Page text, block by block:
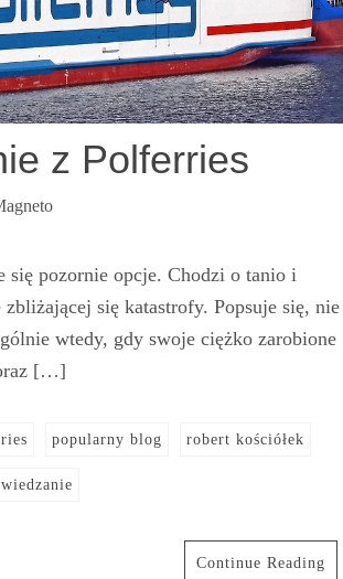
z Polferries
się pozornie opcje. Chodzi o tanio i
się katastrofy. Popsuje się, nie
wtedy, gdy swoje ciężko zarobione
[…]
popularny blog robert kościółek
Continue Reading